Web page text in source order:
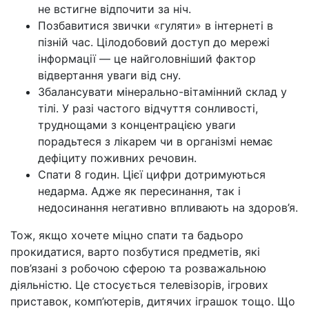
не встигне відпочити за ніч.
Позбавитися звички «гуляти» в інтернеті в
пізній час. Цілодобовий доступ до мережі
інформації — це найголовніший фактор
відвертання уваги від сну.
Збалансувати мінерально-вітамінний склад у
тілі. У разі частого відчуття сонливості,
труднощами з концентрацією уваги
порадьтеся з лікарем чи в організмі немає
дефіциту поживних речовин.
Спати 8 годин. Цієї цифри дотримуються
недарма. Адже як пересинання, так і
недосинання негативно впливають на здоров’я.
Тож, якщо хочете міцно спати та бадьоро
прокидатися, варто позбутися предметів, які
пов’язані з робочою сферою та розважальною
діяльністю. Це стосується телевізорів, ігрових
приставок, комп’ютерів, дитячих іграшок тощо. Що